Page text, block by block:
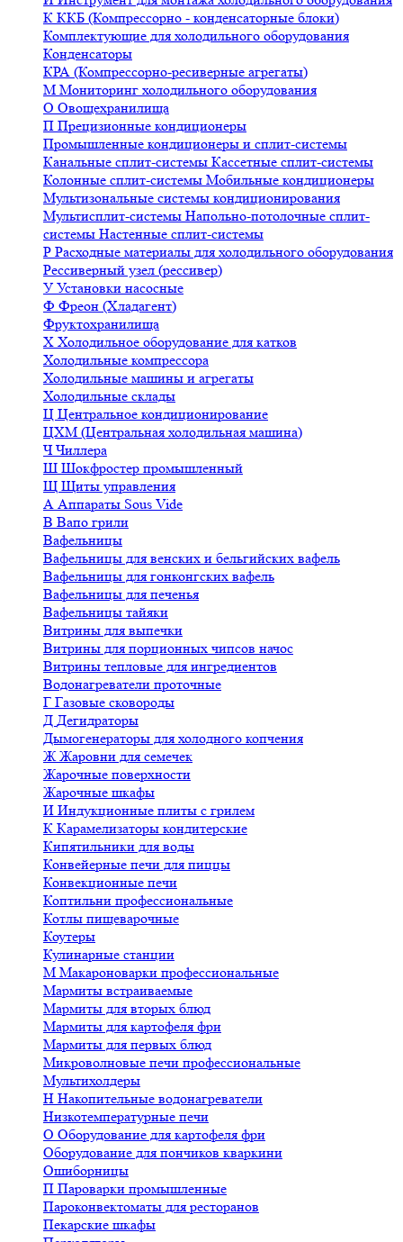
К ККБ (Компрессорно - конденсаторные блоки)
Комплектующие для холодильного оборудования
Конденсаторы
КРА (Компрессорно-ресиверные агрегаты)
М Мониторинг холодильного оборудования
О Овощехранилища
П Прецизионные кондиционеры
Промышленные кондиционеры и сплит-системы
Канальные сплит-системы Кассетные сплит-системы
Колонные сплит-системы Мобильные кондиционеры
Мультизональные системы кондиционирования
Мультисплит-системы Напольно-потолочные сплит-
системы Настенные сплит-системы
Р Расходные материалы для холодильного оборудования
Рессиверный узел (рессивер)
У Установки насосные
Ф Фреон (Хладагент)
Фруктохранилища
Х Холодильное оборудование для катков
Холодильные компрессора
Холодильные машины и агрегаты
Холодильные склады
Ц Центральное кондиционирование
ЦХМ (Центральная холодильная машина)
ЧЧиллера
Ш Шокфростер промышленный
Щ Щиты управления
А Аппараты Sous Vide
В Вапо грили
Вафельницы
Вафельницы для венских и бельгийских вафель
Вафельницы для гонконгских вафель
Вафельницы для печенья
Вафельницы тайяки
Витрины для выпечки
Витрины для порционных чипсов начос
Витрины тепловые для ингредиентов
Водонагреватели проточные
Г Газовые сковороды
Д Дегидраторы
Дымогенераторы для холодного копчения
ЖЖаровни для семечек
Жарочные поверхности
Жарочные шкафы
И Индукционные плиты с грилем
К Карамелизаторы кондитерские
Кипятильники для воды
Конвейерные печи для пиццы
Конвекционные печи
Коптильни профессиональные
Котлы пищеварочные
Коутеры
Кулинарные станции
М Макароноварки профессиональные
Мармиты встраиваемые
Мармиты для вторых блюд
Мармиты для картофеля фри
Мармиты для первых блюд
Микроволновые печи профессиональные
Мультихолдеры
Н Накопительные водонагреватели
Низкотемпературные печи
О Оборудование для картофеля фри
Оборудование для пончиков кваркини
Ошиборницы
П Пароварки промышленные
Пароконвектоматы для ресторанов
Пекарские шкафы